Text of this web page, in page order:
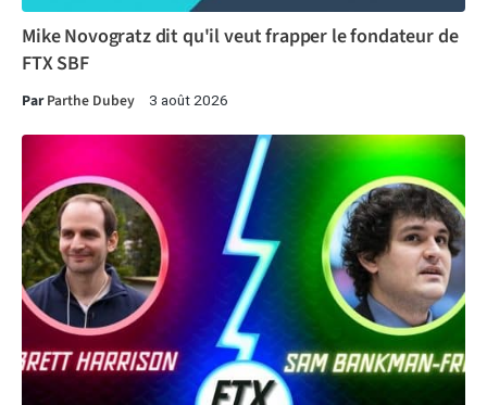
Mike Novogratz dit qu'il veut frapper le fondateur de
FTX SBF
ParParthe Dubey 3 août 2026